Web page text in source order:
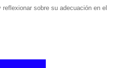
sobre su adecuación en el